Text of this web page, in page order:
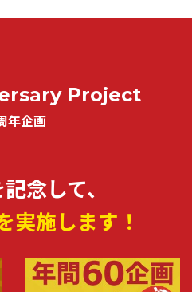
Project
年企画
念して、
実施します！